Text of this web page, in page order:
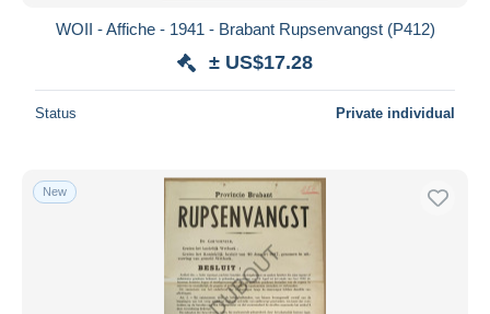
WOII - Affiche - 1941 - Brabant Rupsenvangst (P412)
± US$17.28
Status Private individual
New